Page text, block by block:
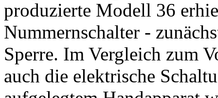
produzierte Modell 36
Nummernschalter -
Sperre. Im Vergleich zum
auch die elektrische